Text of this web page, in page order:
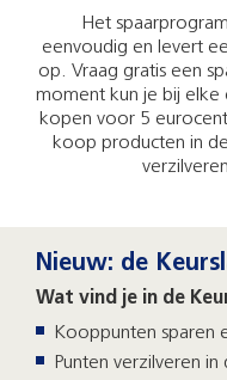
Het
eenvoudig en levert
op. Vraag gratis een
moment kun je bij elke
kopen voor 5
koop producten in
Nieuw: de
Wat vind je in de
Kooppunten sparen
Punten verzilveren